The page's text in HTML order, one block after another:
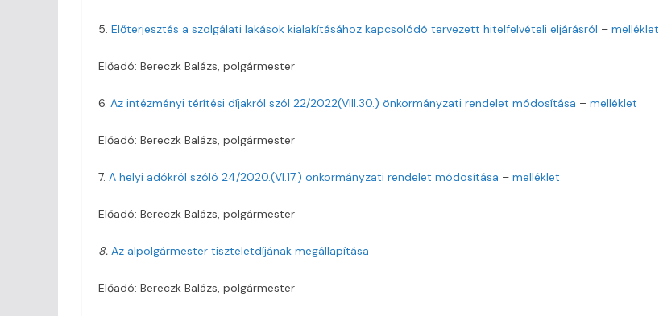
5. Előterjesztés a szolgálati lakások kialakításához kapcsolódó tervezett hitelfelvételi eljárásról – melléklet
Előadó: Bereczk Balázs, polgármester
6. Az intézményi térítési díjakról szól 22/2022(VIII.30.) önkormányzati rendelet módosítása – melléklet
Előadó: Bereczk Balázs, polgármester
7. A helyi adókról szóló 24/2020.(VI.17.) önkormányzati rendelet módosítása – melléklet
Előadó: Bereczk Balázs, polgármester
8. Az alpolgármester tiszteletdíjának megállapítása
Előadó: Bereczk Balázs, polgármester